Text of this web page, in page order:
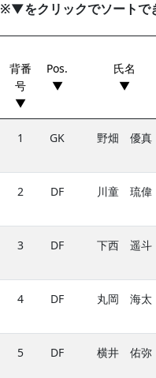
※▼をクリックでソートで
背番
号
▼
Pos.
▼
氏名
▼
1 GK 野畑 優真
2 DF 川童 琉偉
3 DF 下西 遥斗
4 DF 丸岡 海太
5 DF 横井 佑弥